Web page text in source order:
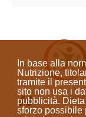
In base alla
Nutrizione,
tramite il
sito non usa i
pubblicità.
sforzo possibile
svolgo